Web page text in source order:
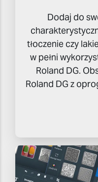
Dodaj do
tłoczenie czy
w pełni
Roland DG.
Roland DG z